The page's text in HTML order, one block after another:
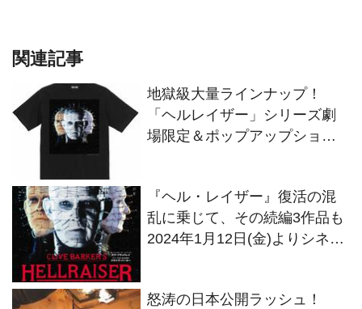
関連記事
地獄級大量ラインナップ！
「ヘルレイザー」シリーズ劇
場限定＆ポップアップショッ
『ヘル・レイザー』復活の混
乱に乗じて、その続編3作品も
2024年1月12日(金)よりシネマ
怒涛の日本公開ラッシュ！